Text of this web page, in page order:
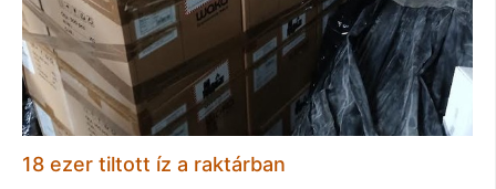
18 ezer tiltott íz a raktárban